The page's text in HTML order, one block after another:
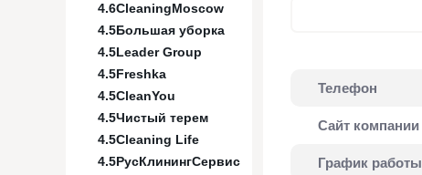
4.6CleaningMoscow
4.5Большая уборка
4.5Leader Group
4.5Freshka
4.5CleanYou
4.5Чистый терем
4.5Cleaning Life
4.5РусКлинингСервис
Телефон
Сайт компании
График работы